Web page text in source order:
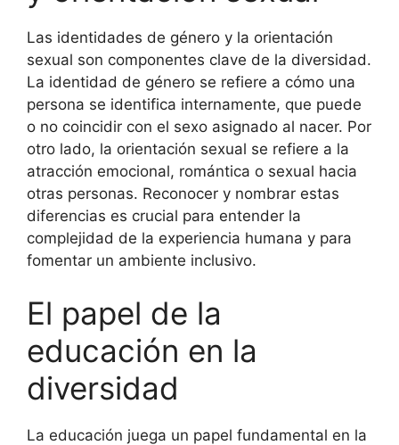
Las identidades de género y la orientación
sexual son componentes clave de la diversidad.
La identidad de género se refiere a cómo una
persona se identifica internamente, que puede
o no coincidir con el sexo asignado al nacer. Por
otro lado, la orientación sexual se refiere a la
atracción emocional, romántica o sexual hacia
otras personas. Reconocer y nombrar estas
diferencias es crucial para entender la
complejidad de la experiencia humana y para
fomentar un ambiente inclusivo.
El papel de la
educación en la
diversidad
La educación juega un papel fundamental en la